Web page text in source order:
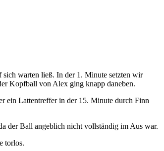
sich warten ließ. In der 1. Minute setzten wir
Kopfball von Alex ging knapp daneben.
ein Lattentreffer in der 15. Minute durch Finn
der Ball angeblich nicht vollständig im Aus war.
torlos.